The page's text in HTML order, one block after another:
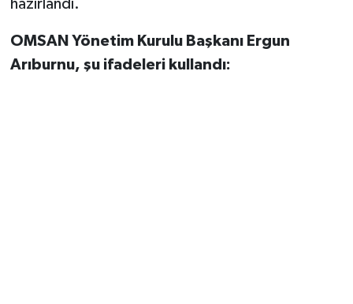
hazırlandı.
OMSAN Yönetim Kurulu Başkanı Ergun
Arıburnu, şu ifadeleri kullandı: